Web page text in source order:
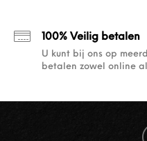
100% Veilig betalen
U kunt bij ons op
betalen zowel online